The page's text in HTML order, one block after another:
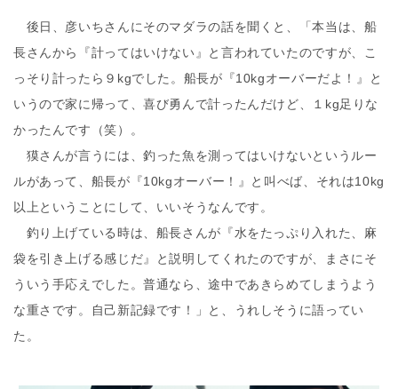
後日、彦いちさんにそのマダラの話を聞くと、「本当は、船
長さんから『計ってはいけない』と言われていたのですが、こ
っそり計ったら９kgでした。船長が『10kgオーバーだよ！』と
いうので家に帰って、喜び勇んで計ったんだけど、１kg足りな
かったんです（笑）。
獏さんが言うには、釣った魚を測ってはいけないというルー
ルがあって、船長が『10kgオーバー！』と叫べば、それは10kg
以上ということにして、いいそうなんです。
釣り上げている時は、船長さんが『水をたっぷり入れた、麻
袋を引き上げる感じだ』と説明してくれたのですが、まさにそ
ういう手応えでした。普通なら、途中であきらめてしまうよう
な重さです。自己新記録です！」と、うれしそうに語ってい
た。